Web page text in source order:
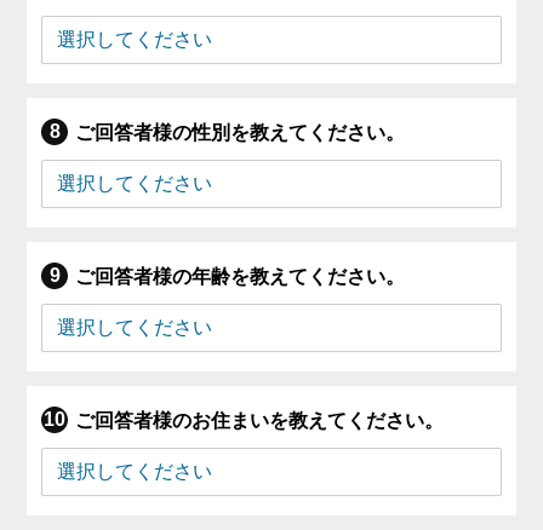
ご回答者様の性別を教えてください。
ご回答者様の年齢を教えてください。
ご回答者様のお住まいを教えてください。